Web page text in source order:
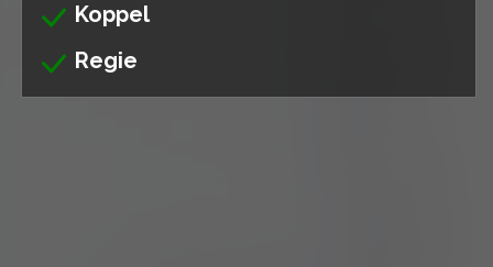
Koppel
Regie